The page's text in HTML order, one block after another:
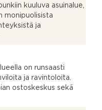
kuuluva asuinalue,
monipuolisista
ja
on runsaasti
ja ravintoloita.
ostoskeskus sekä